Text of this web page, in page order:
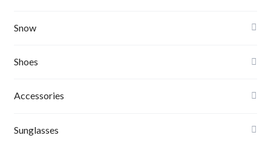
Critical Slide(TCSS)
Afends
Roial
RVCA
Surfboards
Snow
Board
Binding
Boots
Shoes
Sandals
Shoes
Accessories
Sunglasses